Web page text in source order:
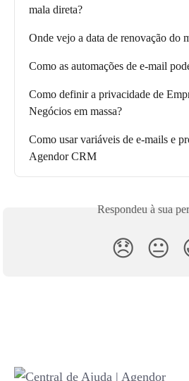
mala direta?
Onde vejo a data de renovação do
Como as automações de e-mail
Como definir a privacidade de
Negócios em massa?
Como usar variáveis de e-mails e
Agendor CRM
Respondeu à sua
😞 😐